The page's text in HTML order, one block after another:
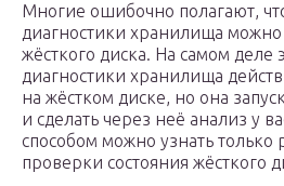
Многие ошибочно полагают,
диагностики хранилища можно
жёсткого диска. На самом деле
диагностики хранилища
на жёстком диске, но она
и сделать через неё анализ у
способом можно узнать только
проверки состояния жёсткого